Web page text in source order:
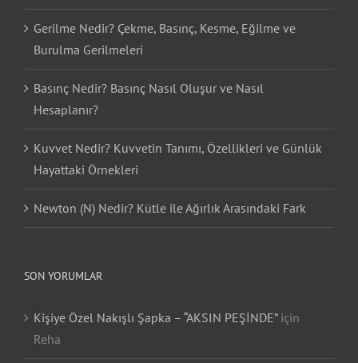
Gerilme Nedir? Çekme, Basınç, Kesme, Eğilme ve
Burulma Gerilmeleri
Basınç Nedir? Basınç Nasıl Oluşur ve Nasıl
Hesaplanır?
Kuvvet Nedir? Kuvvetin Tanımı, Özellikleri ve Günlük
Hayattaki Örnekleri
Newton (N) Nedir? Kütle ile Ağırlık Arasındaki Fark
SON YORUMLAR
Kişiye Özel Nakışlı Şapka – “AKSIN PEŞİNDE”için
Reha